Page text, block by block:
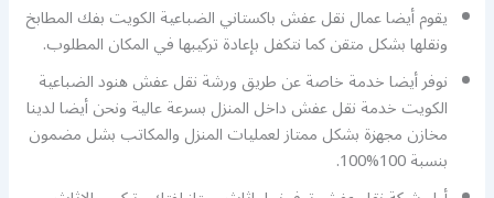
يقوم أيضا عمال نقل عفش باكستاني الضباعية الكويت بفك المطابخ
ونقلها بشكل متقن كما نتكفل بإعادة تركيبها في المكان المطلوب.
نوفر أيضا خدمة خاصة عن طريق ورشة نقل عفش هنود الضباعية
الكويت خدمة نقل عفش داخل المنزل بسرعة عالية ونحن أيضا لدينا
مخازن مجهزة بشكل ممتاز لعمليات المنزل والمكاتب بشل مضمون
بنسبة 100%100.